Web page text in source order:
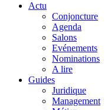
Actu
Conjoncture
Agenda
Salons
Evénements
Nominations
A lire
Guides
Juridique
Management